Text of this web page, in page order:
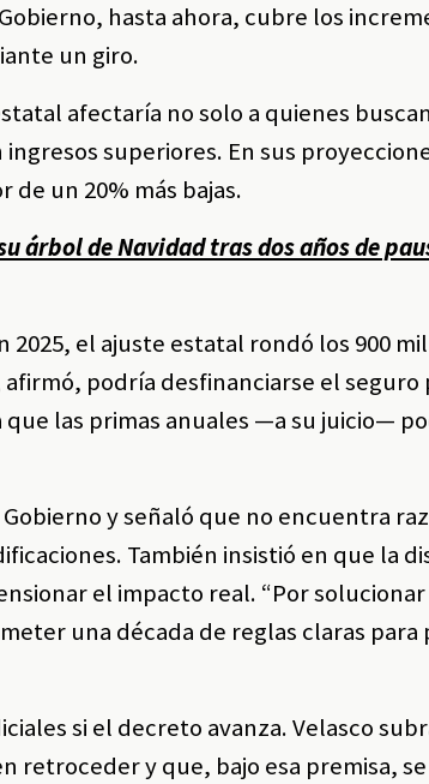
hasta ahora, cubre los
un giro.
afectaría no solo a quienes
superiores. En sus
un 20% más bajas.
árbol de Navidad tras dos años de
el ajuste estatal rondó los 900
podría desfinanciarse el
las primas anuales —a su juicio—
y señaló que no encuentra
También insistió en que la
el impacto real. “Por
una década de reglas claras para
si el decreto avanza. Velasco
retroceder y que, bajo esa premisa,